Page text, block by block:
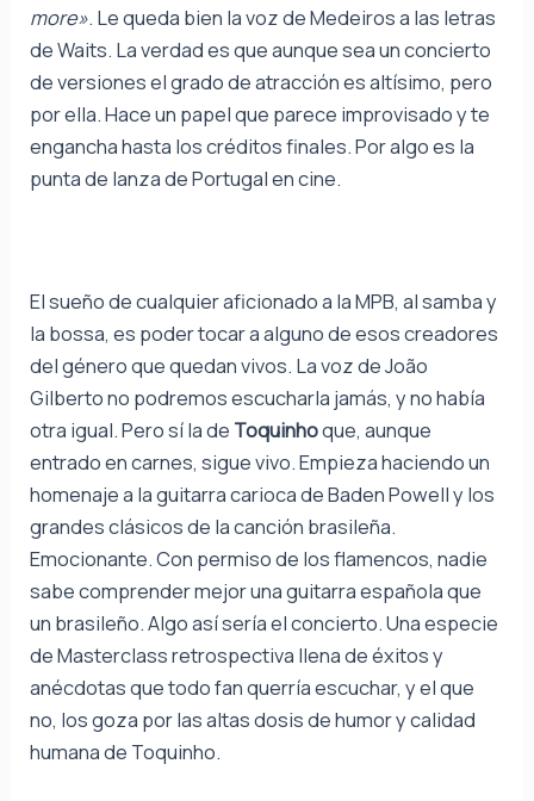
more». Le queda bien la voz de Medeiros a las letras
de Waits. La verdad es que aunque sea un concierto
de versiones el grado de atracción es altísimo, pero
por ella. Hace un papel que parece improvisado y te
engancha hasta los créditos finales. Por algo es la
punta de lanza de Portugal en cine.
El sueño de cualquier aficionado a la MPB, al samba y
la bossa, es poder tocar a alguno de esos creadores
del género que quedan vivos. La voz de João
Gilberto no podremos escucharla jamás, y no había
otra igual. Pero sí la de Toquinhoque, aunque
entrado en carnes, sigue vivo. Empieza haciendo un
homenaje a la guitarra carioca de Baden Powell y los
grandes clásicos de la canción brasileña.
Emocionante. Con permiso de los flamencos, nadie
sabe comprender mejor una guitarra española que
un brasileño. Algo así sería el concierto. Una especie
de Masterclass retrospectiva llena de éxitos y
anécdotas que todo fan querría escuchar, y el que
no, los goza por las altas dosis de humor y calidad
humana de Toquinho.